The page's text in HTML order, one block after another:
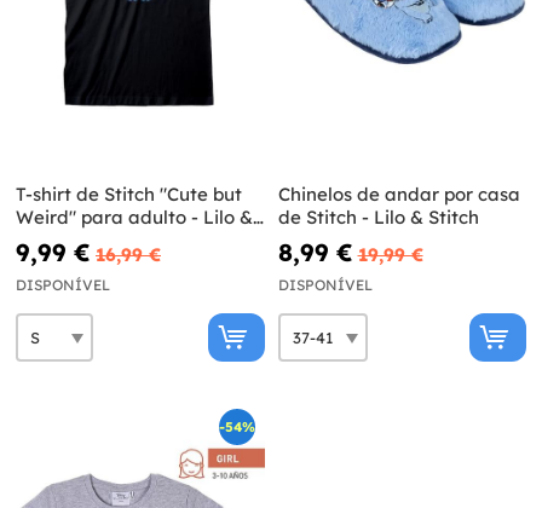
T-shirt de Stitch "Cute but
Weird" para adulto - Lilo &
Stitch
9,99 € 16,99 €
DISPONÍVEL
Chinelos de andar por casa
de Stitch - Lilo & Stitch
8,99 € 19,99 €
DISPONÍVEL
-54%